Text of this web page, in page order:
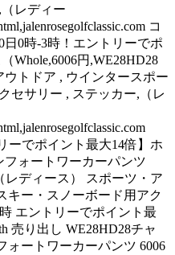
レディー
コ
0時-3時！エントリーでポ
Whole,6006円,WE28HD28
トドア , ウインタースポー
セサリー , ステッカー,（レ
ーでポイント最大14倍】ホ
フォートワーカーパンツ
レディース） スポーツ・ア
キー・スノーボード用アク
エントリーでポイント最
売り出し WE28HD28チャ
ォートワーカーパンツ 6006